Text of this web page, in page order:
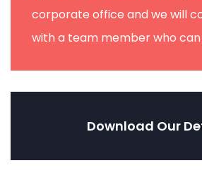
corporate office and we will
with a team member who can
Download Our